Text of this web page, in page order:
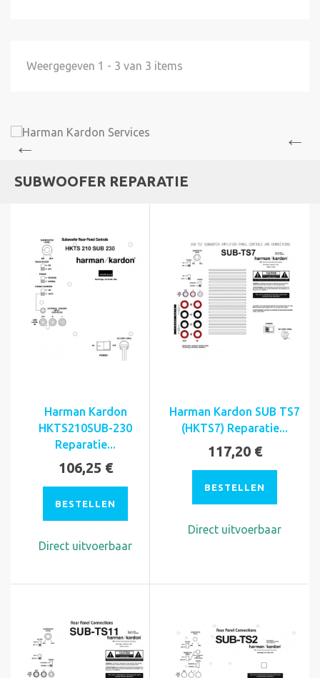
Weergegeven 1 - 3 van 3 items
SUBWOOFER REPARATIE
Harman Kardon
HKTS210SUB-230
Reparatie...
106,25 €
BESTELLEN
Direct uitvoerbaar
Harman Kardon SUB TS7
(HKTS7) Reparatie...
117,20 €
BESTELLEN
Direct uitvoerbaar